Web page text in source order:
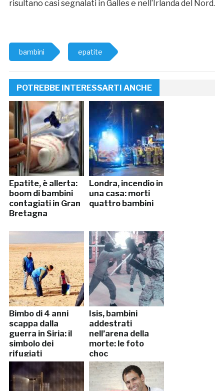
risultano casi segnalati in Galles e nell’Irlanda del Nord.
bambini epatite
POTREBBE INTERESSARTI ANCHE
Epatite, è allerta:
boom di bambini
contagiati in Gran
Bretagna
Londra, incendio in
una casa: morti
quattro bambini
Bimbo di 4 anni
scappa dalla
guerra in Siria: il
simbolo dei
rifugiati
Isis, bambini
addestrati
nell’arena della
morte: le foto
choc